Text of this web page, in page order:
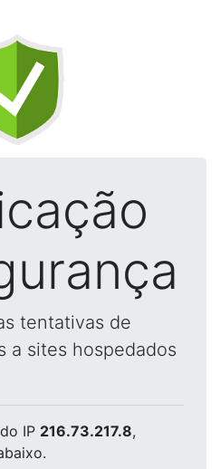
tentativas de
a sites hospedados
do IP 216.73.217.8,